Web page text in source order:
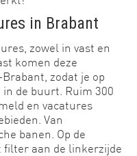
in Brabant
zowel in vast en
komen deze
zodat je op
de buurt. Ruim 300
en vacatures
Van
banen. Op de
filter aan de linkerzijde